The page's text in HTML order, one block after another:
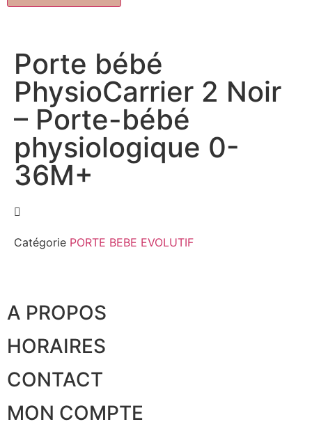
Porte bébé
PhysioCarrier 2 Noir
– Porte-bébé
physiologique 0-
36M+
Catégorie PORTE BEBE EVOLUTIF
A PROPOS
HORAIRES
CONTACT
MON COMPTE